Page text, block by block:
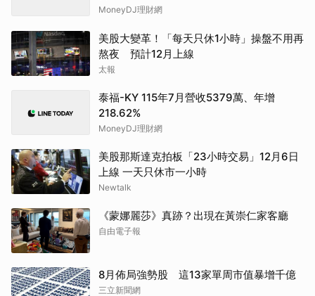
MoneyDJ理財網
美股大變革！「每天只休1小時」操盤不用再
熬夜 預計12月上線
太報
泰福-KY 115年7月營收5379萬、年增
218.62%
MoneyDJ理財網
美股那斯達克拍板「23小時交易」12月6日
上線 一天只休市一小時
Newtalk
《蒙娜麗莎》真跡？出現在黃崇仁家客廳
自由電子報
8月佈局強勢股 這13家單周市值暴增千億
三立新聞網